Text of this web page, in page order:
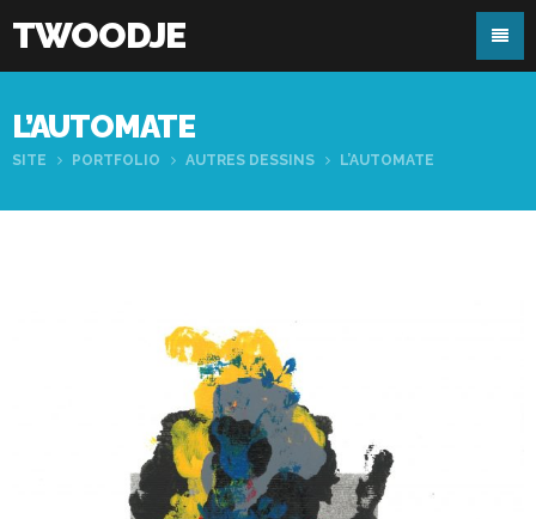
TWOODJE
L’AUTOMATE
SITE PORTFOLIO AUTRES DESSINS L’AUTOMATE